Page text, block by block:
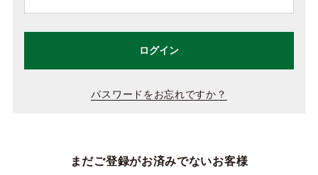
ログイン
パスワードをお忘れですか？
まだご登録がお済みでないお客様